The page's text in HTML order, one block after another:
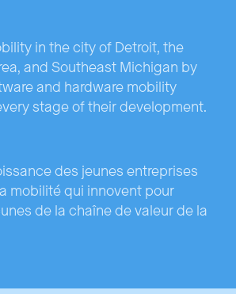
in the city of Detroit, the
and Southeast Michigan by
and hardware mobility
stage of their development.
des jeunes entreprises
mobilité qui innovent pour
de la chaîne de valeur de la